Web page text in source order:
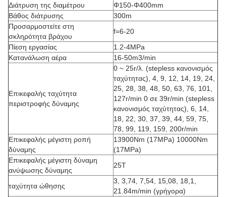
Διάτρυση της διαμέτρου
Φ150-Φ400mm
Βάθος διάτρυσης
300m
Προσαρμοστείτε στη
σκληρότητα βράχου
f=6-20
Πίεση εργασίας
1.2-4MPa
Κατανάλωση αέρα
16-50m3/min
Επικεφαλής ταχύτητα
περιστροφής δύναμης
0 ~ 25r/λ. (stepless κανονισμός
ταχύτητας), 4, 9, 12, 14, 19, 24,
25, 28, 38, 48, 50, 63, 76, 101,
127r/min 0 σε 39r/min (stepless
κανονισμός ταχύτητας), 6, 14,
18, 22, 30, 37, 39, 44, 59, 75,
78, 99, 119, 159, 200r/min
Επικεφαλής μέγιστη ροπή
δύναμης
13900Nm (17MPa) 10000Nm
(17MPa)
Επικεφαλής μέγιστη δύναμη
ανύψωσης δύναμης
25T
ταχύτητα ώθησης
3, 3,74, 7,54, 15,08, 18,1,
21.84m/min (γρήγορα)